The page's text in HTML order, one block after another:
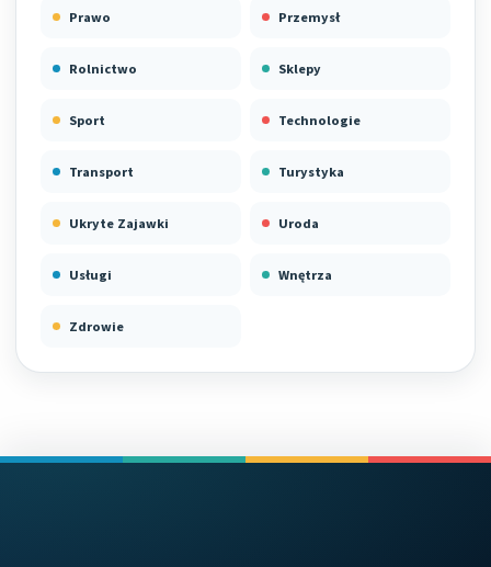
Prawo Przemysł
Rolnictwo Sklepy
Sport Technologie
Transport Turystyka
Ukryte Zajawki Uroda
Usługi Wnętrza
Zdrowie